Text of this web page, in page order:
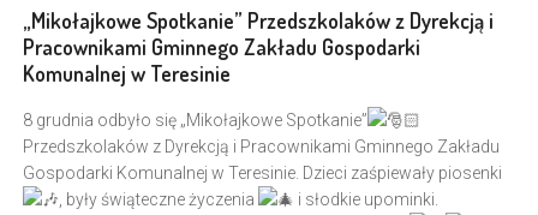
„Mikołajkowe Spotkanie” Przedszkolaków z Dyrekcją i
Pracownikami Gminnego Zakładu Gospodarki
Komunalnej w Teresinie
8 grudnia odbyło się „Mikołajkowe Spotkanie”
Przedszkolaków z Dyrekcją i Pracownikami Gminnego Zakładu
Gospodarki Komunalnej w Teresinie. Dzieci zaśpiewały piosenki
, były świąteczne życzenia
i słodkie upominki.